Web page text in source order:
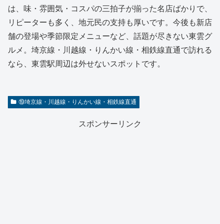
は、味・雰囲気・コスパの三拍子が揃った名店ばかりで、
リピーターも多く、地元民の支持も厚いです。今後も新店
舗の登場や季節限定メニューなど、話題が尽きない東雲グ
ルメ。埼京線・川越線・りんかい線・相鉄線直通で訪れる
なら、東雲駅周辺は外せないスポットです。
⑲埼京線・川越線・りんかい線・相鉄線直通
スポンサーリンク